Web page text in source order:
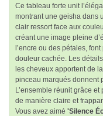
Ce tableau forte unit
montrant une geisha dans
clair ressort face aux
créant une image pleine
l’encre ou des pétales,
douleur cachée. Les
les cheveux apportent de
pinceau marqués donnent
L’ensemble réunit grâce
de manière claire et
Vous avez aimé 'Silence